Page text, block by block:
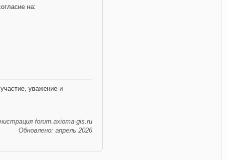
на:
уважение и
forum.axioma-gis.ru
Обновлено: апрель 2026